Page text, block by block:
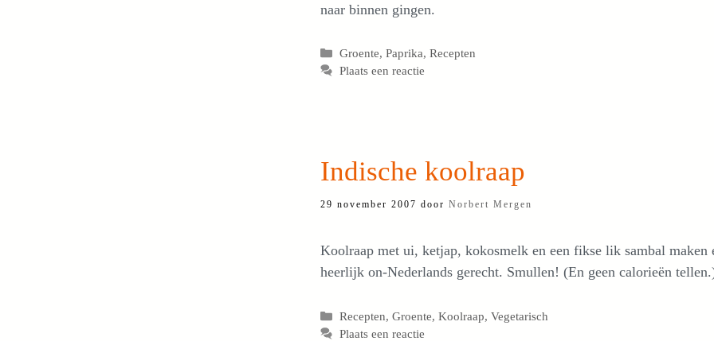
naar binnen gingen.
Categorieën
Groente,Paprika,Recepten
Plaats een reactie
Indische koolraap
29 november 2007 door Norbert Mergen
Koolraap met ui, ketjap, kokosmelk en een fikse lik sambal maken
heerlijk on-Nederlands gerecht. Smullen! (En geen calorieën
Categorieën
Recepten,Groente,Koolraap,Vegetarisch
Plaats een reactie